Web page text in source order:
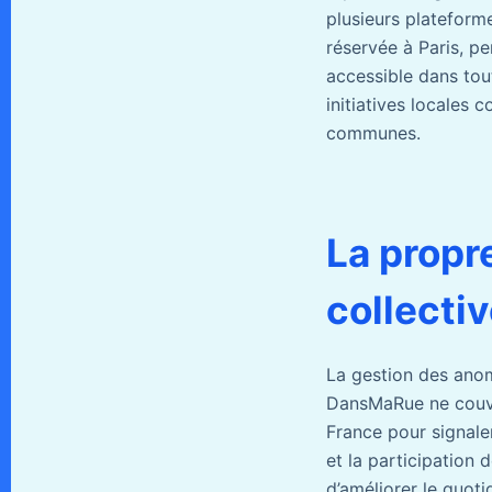
plusieurs
réservée à Paris,
accessible dans
initiatives locales
communes.
La
La gestion des
DansMaRue ne
France pour
et la participation